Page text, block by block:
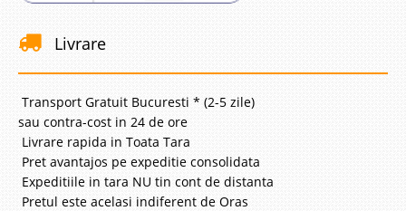
Livrare
Transport Gratuit Bucuresti * (2-5 zile)
sau contra-cost in 24 de ore
Livrare rapida in Toata Tara
Pret avantajos pe expeditie consolidata
Expeditiile in tara NU tin cont de distanta
Pretul este acelasi indiferent de Oras